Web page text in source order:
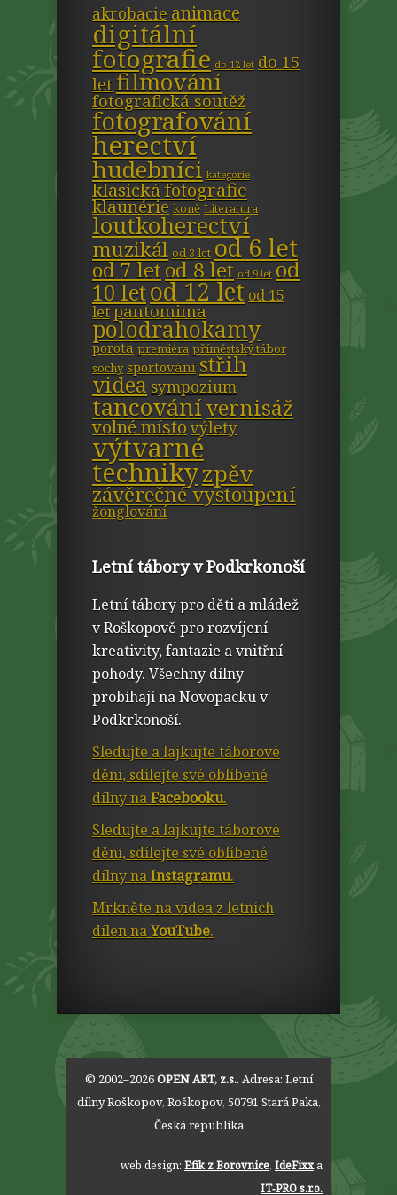
akrobacie animace
digitální
fotografie do 12 let do 15
let filmování
fotografická soutěž
fotografování
herectví
hudebníci kategorie
klasická fotografie
klaunérie koně Literatura
loutkoherectví
muzikál od 3 let od 6 let
od 7 letod 8 let od 9 let od
10 letod 12 let od 15
letpantomima
polodrahokamy
porota premiéra příměstský tábor
sochy sportování střih
videa sympozium
tancovánívernisáž
volné místovýlety
výtvarné
technikyzpěv
závěrečné vystoupení
žonglování
Letní tábory v Podkrkonoší
Letní tábory pro děti a mládež
v Roškopově pro rozvíjení
kreativity, fantazie a vnitřní
pohody. Všechny dílny
probíhají na Novopacku v
Podkrkonoší.
Sledujte a lajkujte táborové
dění, sdílejte své oblíbené
dílny naFacebooku.
Sledujte a lajkujte táborové
dění, sdílejte své oblíbené
dílny naInstagramu.
Mrkněte na videa z letních
dílen naYouTube.
© 2002–2026OPEN ART, z.s.. Adresa: Letní
dílny Roškopov, Roškopov, 50791 Stará Paka,
Česká republika
web design: Efik z Borovnice, IdeFixxa
IT‑PRO s.r.o.